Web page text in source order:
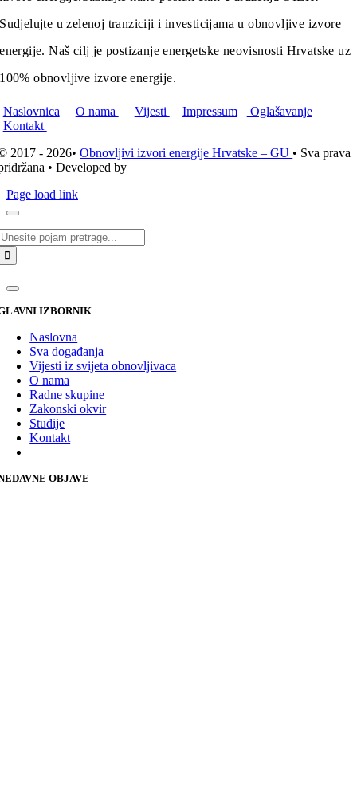
Sudjelujte u zelenoj tranziciji i investicijama u obnovljive izvore
energije. Naš cilj je postizanje energetske neovisnosti Hrvatske uz
100% obnovljive izvore energije.
Naslovnica O nama Vijesti Impressum
Oglašavanje
Kontakt
2017 - 2026•Obnovljivi izvori energije Hrvatske – GU • Sva prava
• Developed by
Page load link
IZBORNIK
Naslovna
Sva događanja
Vijesti iz svijeta obnovljivaca
O nama
Radne skupine
Zakonski okvir
Studije
Kontakt
OBJAVE